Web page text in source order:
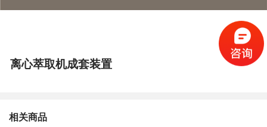
离心萃取机成套装置
相关商品